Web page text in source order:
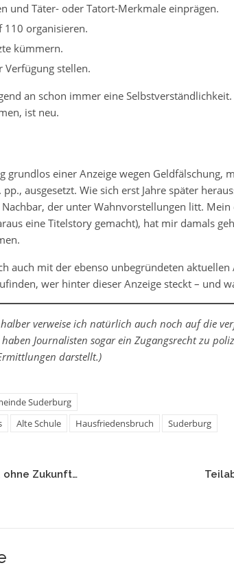
und Täter- oder Tatort-Merkmale einprägen.
organisieren.
kümmern.
Verfügung stellen.
an schon immer eine
ist neu.
grundlos einer Anzeige wegen Geldfälschung,
ausgesetzt. Wie sich erst Jahre später
der unter Wahnvorstellungen litt.
eine Titelstory gemacht), hat mir damals
auch mit der ebenso unbegründeten aktuellen
wer hinter dieser Anzeige steckt – und
verweise ich natürlich auch noch auf die
Journalisten sogar ein Zugangsrecht zu
darstellt.)
Suderburg
Alte Schule Hausfriedensbruch Suderburg
Zukunft…